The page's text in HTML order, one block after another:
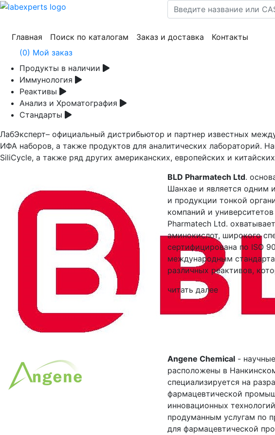
Главная (current)
Поиск по каталогам (current)
Заказ и доставка (current)
Контакты
(0) Мой заказ
Продукты в наличии
Иммунология
Реактивы
Анализ и Хроматография
Стандарты
ЛабЭксперт– официальный дистрибьютор и партнер известных
ИФА наборов, а также продуктов для аналитических лабораторий.
SiliCycle, а также ряд других американских, европейских и
BLD Pharmatech Ltd.
Шанхае и является одним
и продукции тонкой
компаний и
Pharmatech Ltd.
аминокислот, широкого
сертифицирована по ISO
международным
различных реактивов,
читать далее
Angene Chemical-
расположены в
специализируется на
фармацевтической
инновационных
продуманным услугам по
для фармацевтической